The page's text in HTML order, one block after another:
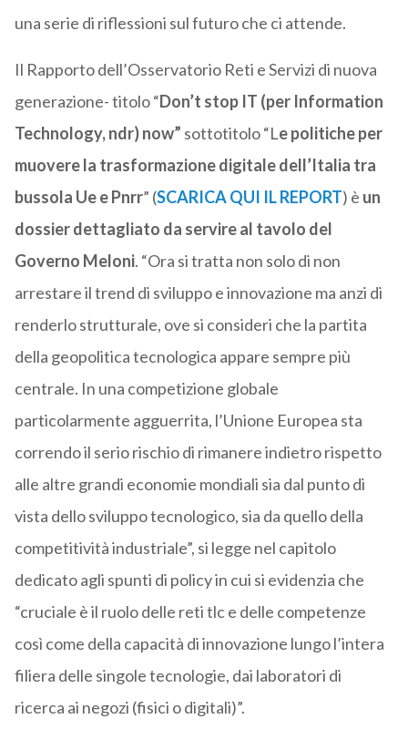
una serie di riflessioni sul futuro che ci attende.
Il Rapporto dell’Osservatorio Reti e Servizi di nuova
generazione- titolo “Don’t stop IT (per Information
Technology, ndr) now” sottotitolo “Le politiche per
muovere la trasformazione digitale dell’Italia tra
bussola Ue e Pnrr” (SCARICA QUI IL REPORT) è un
dossier dettagliato da servire al tavolo del
Governo Meloni. “Ora si tratta non solo di non
arrestare il trend di sviluppo e innovazione ma anzi di
renderlo strutturale, ove si consideri che la partita
della geopolitica tecnologica appare sempre più
centrale. In una competizione globale
particolarmente agguerrita, l’Unione Europea sta
correndo il serio rischio di rimanere indietro rispetto
alle altre grandi economie mondiali sia dal punto di
vista dello sviluppo tecnologico, sia da quello della
competitività industriale”, si legge nel capitolo
dedicato agli spunti di policy in cui si evidenzia che
“cruciale è il ruolo delle reti tlc e delle competenze
così come della capacità di innovazione lungo l’intera
filiera delle singole tecnologie, dai laboratori di
ricerca ai negozi (fisici o digitali)”.